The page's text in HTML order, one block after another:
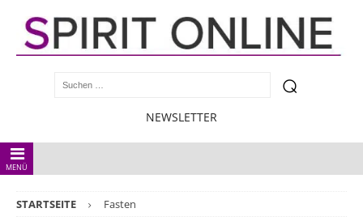
NEWSLETTER
MENÜ
STARTSEITE Fasten